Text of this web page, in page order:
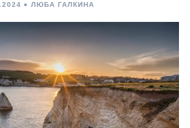
ЛЮБА ГАЛКИНА